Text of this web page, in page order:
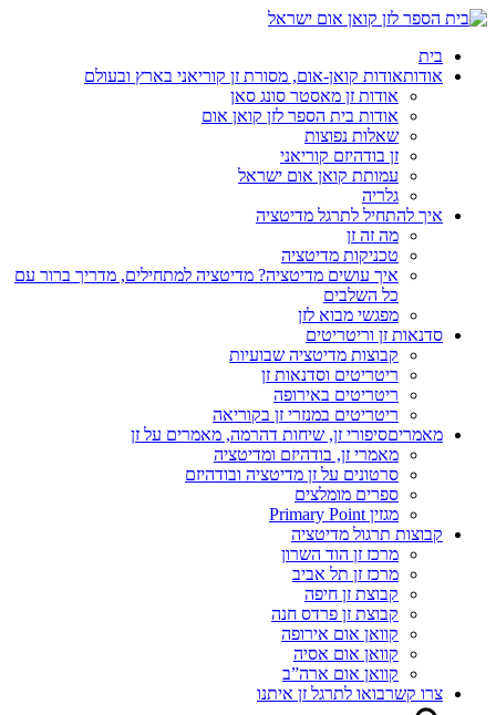
בית
אודותאודות קואן-אום, מסורת זן קוריאני בארץ ובעולם
אודות זן מאסטר סונג סאן
אודות בית הספר לזן קואן אום
שאלות נפוצות
זן בודהיזם קוריאני
עמותת קואן אום ישראל
גלריה
איך להתחיל לתרגל מדיטציה
מה זה זן
טכניקות מדיטציה
איך עושים מדיטציה? מדיטציה למתחילים, מדריך ברור עם
כל השלבים
מפגשי מבוא לזן
סדנאות זן וריטריטים
קבוצות מדיטציה שבועיות
ריטריטים וסדנאות זן
ריטריטים באירופה
ריטריטים במנזרי זן בקוריאה
מאמריםסיפורי זן, שיחות דהרמה, מאמרים על זן
מאמרי זן, בודהיזם ומדיטציה
סרטונים על זן מדיטציה ובודהיזם
ספרים מומלצים
מגזין Primary Point
קבוצות תרגול מדיטציה
מרכז זן הוד השרון
מרכז זן תל אביב
קבוצת זן חיפה
קבוצת זן פרדס חנה
קוואן אום אירופה
קוואן אום אסיה
קוואן אום ארה”ב
צרו קשרבואו לתרגל זן איתנו